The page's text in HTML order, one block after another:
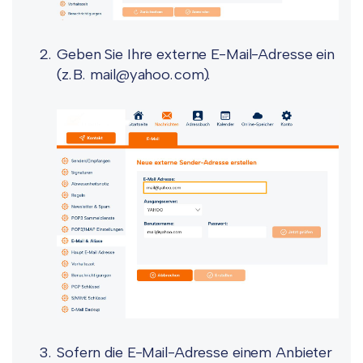
Geben Sie Ihre externe E-Mail-Adresse ein
(z.B. mail@yahoo.com).
Sofern die E-Mail-Adresse einem Anbieter